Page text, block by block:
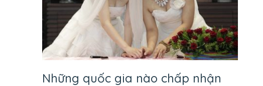
Những quốc gia nào chấp nhận